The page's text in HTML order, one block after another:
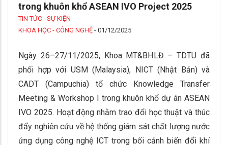
trong khuôn khổ ASEAN IVO Project 2025
TIN TỨC - SỰ KIỆN
KHOA HỌC - CÔNG NGHỆ - 01/12/2025
Ngày 26–27/11/2025, Khoa MT&BHLĐ – TDTU đã
phối hợp với USM (Malaysia), NICT (Nhật Bản) và
CADT (Campuchia) tổ chức Knowledge Transfer
Meeting & Workshop I trong khuôn khổ dự án ASEAN
IVO 2025. Hoạt động nhằm trao đổi học thuật và thúc
đẩy nghiên cứu về hệ thống giám sát chất lượng nước
ứng dụng công nghệ ICT trong bối cảnh biến đổi khí